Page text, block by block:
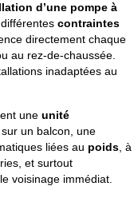
d’une pompe à
contraintes
directement chaque
au rez-de-chaussée.
inadaptées au
une unité
un balcon, une
liées au poids , à
et surtout
voisinage immédiat.